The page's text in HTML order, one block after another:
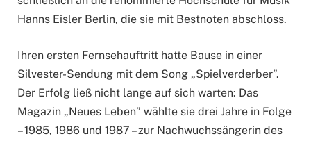
Hanns Eisler Berlin, die sie mit Bestnoten abschloss.
Ihren ersten Fernsehauftritt hatte Bause in einer
Silvester-Sendung mit dem Song „Spielverderber”.
Der Erfolg ließ nicht lange auf sich warten: Das
Magazin „Neues Leben” wählte sie drei Jahre in Folge
– 1985, 1986 und 1987 – zur Nachwuchssängerin des